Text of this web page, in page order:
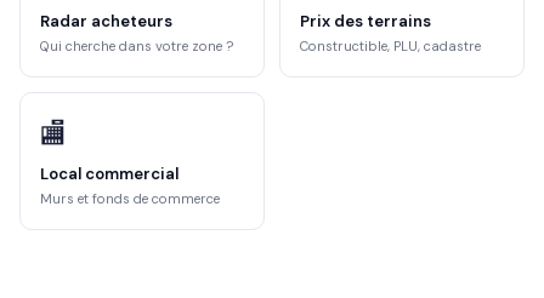
Radar acheteurs
Qui cherche dans votre zone ?
Prix des terrains
Constructible, PLU, cadastre
🏬
Local commercial
Murs et fonds de commerce